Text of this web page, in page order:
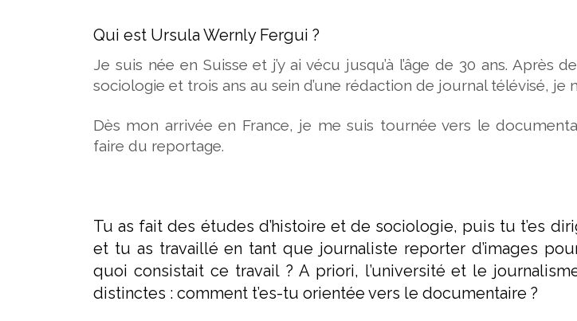
Qui est Ursula Wernly Fergui ?
Je suis née en Suisse et j’y ai vécu jusqu’à l’âge de 30 ans. Après
sociologie et trois ans au sein d’une rédaction de journal télévisé, je
Dès mon arrivée en France, je me suis tournée vers le
faire du reportage.
Tu as fait des études d’histoire et de sociologie, puis tu t’es
et tu as travaillé en tant que journaliste reporter d’images
quoi consistait ce travail ? A priori, l’université et le
distinctes : comment t’es-tu orientée vers le documentaire ?